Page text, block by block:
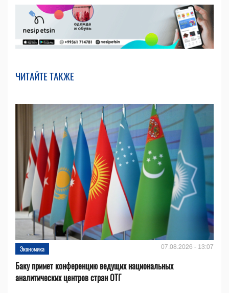
ЧИТАЙТЕ ТАКЖЕ
Экономика 07.08.2026 - 13:07
Баку примет конференцию ведущих национальных
аналитических центров стран ОТГ